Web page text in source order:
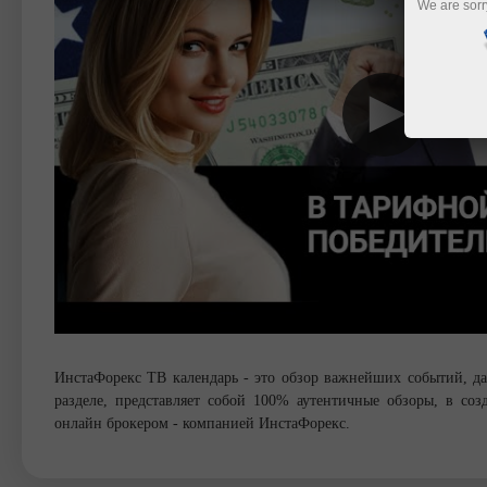
ИнстаФорекс ТВ календарь - это обзор важнейших событий,
разделе, представляет собой 100% аутентичные обзоры, в
онлайн брокером - компанией ИнстаФорекс.
We are